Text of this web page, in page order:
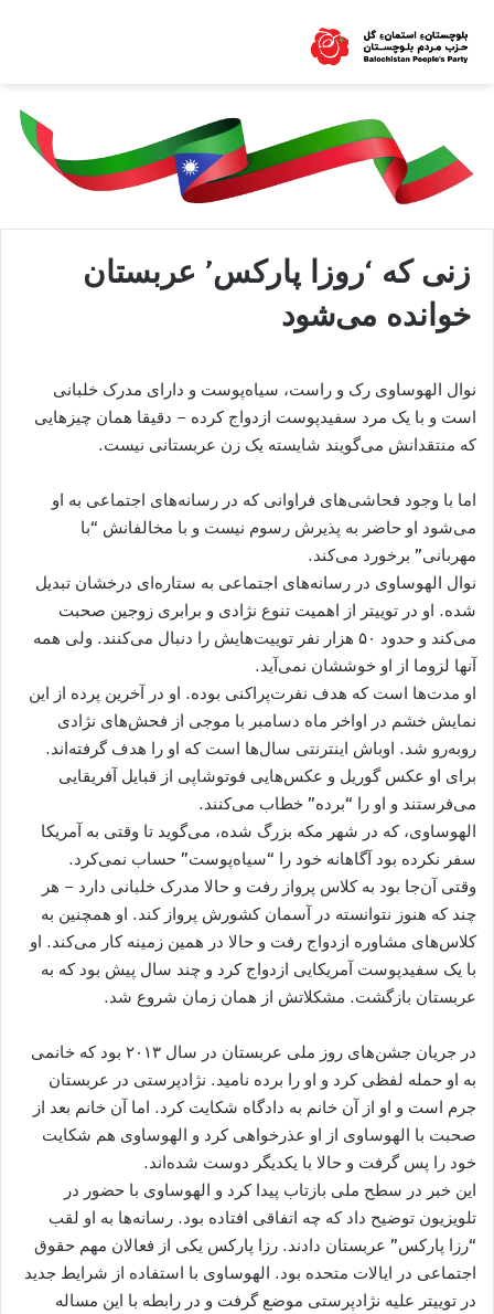
زنی که ‘روزا پارکس’ عربستان
خوانده می‌شود
نوال الهوساوی رک و راست، سیاه‌پوست و دارای مدرک خلبانی
است و با یک مرد سفیدپوست ازدواج کرده – دقیقا همان چیزهایی
که منتقدانش می‌گویند شایسته یک زن عربستانی نیست.
اما با وجود فحاشی‌های فراوانی که در رسانه‌های اجتماعی به او
می‌شود او حاضر به پذیرش رسوم نیست و با مخالفانش “با
مهربانی” برخورد می‌کند.
نوال الهوساوی در رسانه‌های اجتماعی به ستاره‌ای درخشان تبدیل
شده. او در توییتر از اهمیت تنوع نژادی و برابری زوجین صحبت
می‌کند و حدود ۵۰ هزار نفر توییت‌هایش را دنبال می‌کنند. ولی همه
آنها لزوما از او خوششان نمی‌آید.
او مدت‌ها است که هدف نفرت‌پراکنی بوده. او در آخرین پرده از این
نمایش خشم در اواخر ماه دسامبر با موجی از فحش‌های نژادی
روبه‌رو شد. اوباش اینترنتی سال‌ها است که او را هدف گرفته‌اند.
برای او عکس گوریل و عکس‌هایی فوتوشاپی از قبایل آفریقایی
می‌فرستند و او را “برده” خطاب می‌کنند.
الهوساوی، که در شهر مکه بزرگ شده، می‌گوید تا وقتی به آمریکا
سفر نکرده بود آگاهانه خود را “سیاه‌پوست” حساب نمی‌کرد.
وقتی آن‌جا بود به کلاس پرواز رفت و حالا مدرک خلبانی دارد – هر
چند که هنوز نتوانسته در آسمان کشورش پرواز کند. او همچنین به
کلاس‌های مشاوره ازدواج رفت و حالا در همین زمینه کار می‌کند. او
با یک سفیدپوست آمریکایی ازدواج کرد و چند سال پیش بود که به
عربستان بازگشت. مشکلاتش از همان زمان شروع شد.
در جریان جشن‌های روز ملی عربستان در سال ۲۰۱۳ بود که خانمی
به او حمله لفظی کرد و او را برده نامید. نژادپرستی در عربستان
جرم است و او از آن خانم به دادگاه شکایت کرد. اما آن خانم بعد از
صحبت با الهوساوی از او عذرخواهی کرد و الهوساوی هم شکایت
خود را پس گرفت و حالا با یکدیگر دوست شده‌اند.
این خبر در سطح ملی بازتاب پیدا کرد و الهوساوی با حضور در
تلویزیون توضیح داد که چه اتفاقی افتاده بود. رسانه‌ها به او لقب
“رزا پارکس” عربستان دادند. رزا پارکس یکی از فعالان مهم حقوق
اجتماعی در ایالات متحده بود. الهوساوی با استفاده از شرایط جدید
در توییتر علیه نژادپرستی موضع گرفت و در رابطه با این مساله